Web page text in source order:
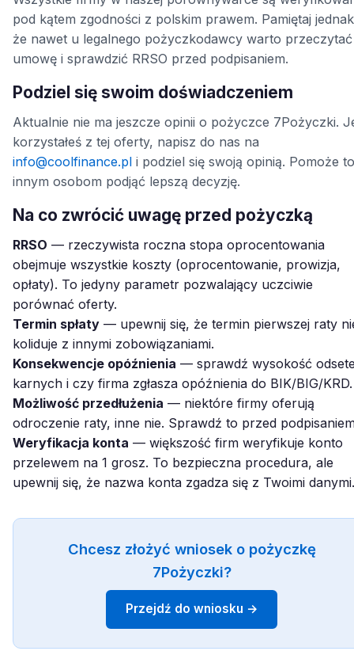
pod kątem zgodności z polskim prawem. Pamiętaj
że nawet u legalnego pożyczkodawcy warto przeczytać
umowę i sprawdzić RRSO przed podpisaniem.
Podziel się swoim doświadczeniem
Aktualnie nie ma jeszcze opinii o pożyczce 7Pożyczki.
korzystałeś z tej oferty, napisz do nas na
info@coolfinance.pl i podziel się swoją opinią. Pomoże to
innym osobom podjąć lepszą decyzję.
Na co zwrócić uwagę przed pożyczką
RRSO — rzeczywista roczna stopa oprocentowania
obejmuje wszystkie koszty (oprocentowanie, prowizja,
opłaty). To jedyny parametr pozwalający uczciwie
porównać oferty.
Termin spłaty — upewnij się, że termin pierwszej raty
koliduje z innymi zobowiązaniami.
Konsekwencje opóźnienia — sprawdź wysokość
karnych i czy firma zgłasza opóźnienia do BIK/BIG/KRD.
Możliwość przedłużenia — niektóre firmy oferują
odroczenie raty, inne nie. Sprawdź to przed
Weryfikacja konta — większość firm weryfikuje konto
przelewem na 1 grosz. To bezpieczna procedura, ale
upewnij się, że nazwa konta zgadza się z Twoimi danymi.
Chcesz złożyć wniosek o pożyczkę
7Pożyczki?
Przejdź do wniosku →